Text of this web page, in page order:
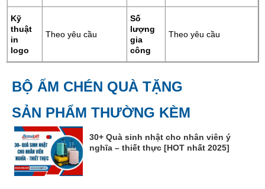
Kỹ
thuật
in
logo
Theo yêu cầu
Số
lượng
gia
công
Theo yêu cầu
BỘ ẤM CHÉN QUÀ TẶNG
SẢN PHẨM THƯỜNG KÈM
30+ Quà sinh nhật cho nhân viên ý
nghĩa – thiết thực [HOT nhất 2025]